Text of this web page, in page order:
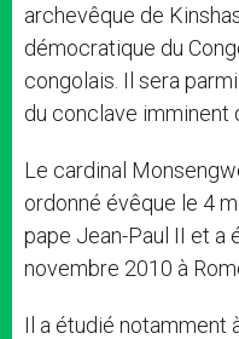
archevêque de
démocratique du
congolais. Il sera
du conclave imminent
Le cardinal
ordonné évêque le 4
pape Jean-Paul II et a
novembre 2010 à
Il a étudié notamment